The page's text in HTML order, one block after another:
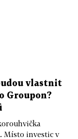
vlastnit
Groupon?
Místo investic v